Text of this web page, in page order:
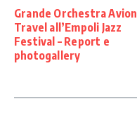
Grande Orchestra Avion
Travel all’Empoli Jazz
Festival – Report e
photogallery